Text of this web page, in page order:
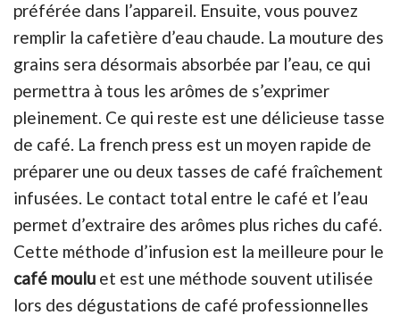
préférée dans l’appareil. Ensuite, vous pouvez
remplir la cafetière d’eau chaude. La mouture des
grains sera désormais absorbée par l’eau, ce qui
permettra à tous les arômes de s’exprimer
pleinement. Ce qui reste est une délicieuse tasse
de café. La french press est un moyen rapide de
préparer une ou deux tasses de café fraîchement
infusées. Le contact total entre le café et l’eau
permet d’extraire des arômes plus riches du café.
Cette méthode d’infusion est la meilleure pour le
café moulu et est une méthode souvent utilisée
lors des dégustations de café professionnelles